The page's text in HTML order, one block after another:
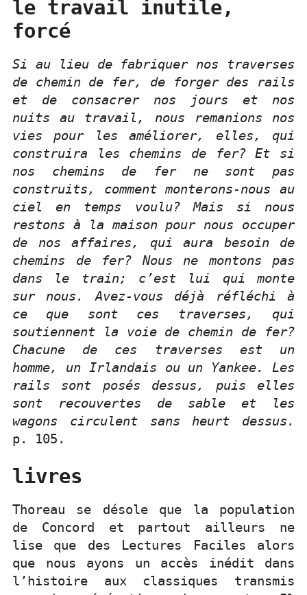
le travail inutile,
forcé
Si au lieu de fabriquer nos traverses
de chemin de fer, de forger des rails
et de consacrer nos jours et nos
nuits au travail, nous remanions nos
vies pour les améliorer, elles, qui
construira les chemins de fer? Et si
nos chemins de fer ne sont pas
construits, comment monterons-nous au
ciel en temps voulu? Mais si nous
restons à la maison pour nous occuper
de nos affaires, qui aura besoin de
chemins de fer? Nous ne montons pas
dans le train; c’est lui qui monte
sur nous. Avez-vous déjà réfléchi à
ce que sont ces traverses, qui
soutiennent la voie de chemin de fer?
Chacune de ces traverses est un
homme, un Irlandais ou un Yankee. Les
rails sont posés dessus, puis elles
sont recouvertes de sable et les
wagons circulent sans heurt dessus.
p. 105.
livres
Thoreau se désole que la population
de Concord et partout ailleurs ne
lise que des Lectures Faciles alors
que nous ayons un accès inédit dans
l’histoire aux classiques transmis